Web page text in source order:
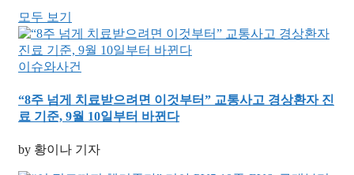
모두 보기
이슈와사건
“8주 넘게 치료받으려면 이것부터” 교통사고 경상환자 진
료 기준, 9월 10일부터 바뀐다
by 황이나 기자